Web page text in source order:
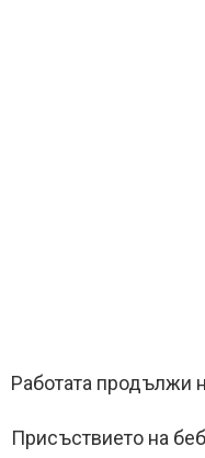
Работата продължи
Присъствието на